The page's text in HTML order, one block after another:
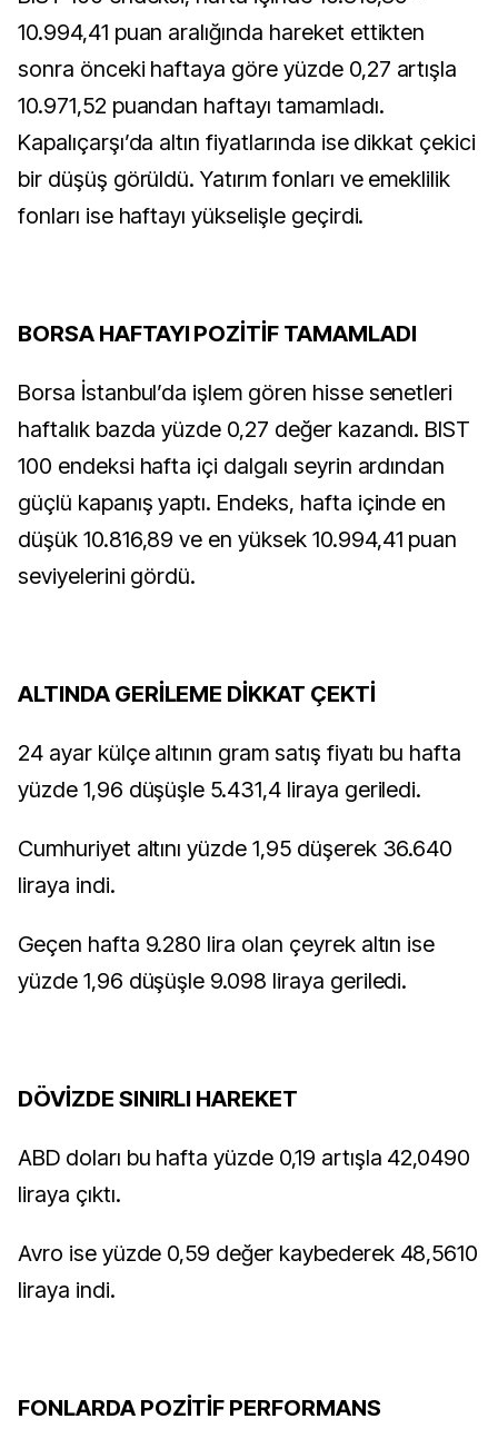
10.994,41 puan aralığında hareket ettikten
sonra önceki haftaya göre yüzde 0,27 artışla
10.971,52 puandan haftayı tamamladı.
Kapalıçarşı’da altın fiyatlarında ise dikkat çekici
bir düşüş görüldü. Yatırım fonları ve emeklilik
fonları ise haftayı yükselişle geçirdi.
BORSA HAFTAYI POZİTİF TAMAMLADI
Borsa İstanbul’da işlem gören hisse senetleri
haftalık bazda yüzde 0,27 değer kazandı. BIST
100 endeksi hafta içi dalgalı seyrin ardından
güçlü kapanış yaptı. Endeks, hafta içinde en
düşük 10.816,89 ve en yüksek 10.994,41 puan
seviyelerini gördü.
ALTINDA GERİLEME DİKKAT ÇEKTİ
24 ayar külçe altının gram satış fiyatı bu hafta
yüzde 1,96 düşüşle 5.431,4 liraya geriledi.
Cumhuriyet altını yüzde 1,95 düşerek 36.640
liraya indi.
Geçen hafta 9.280 lira olan çeyrek altın ise
yüzde 1,96 düşüşle 9.098 liraya geriledi.
DÖVİZDE SINIRLI HAREKET
ABD doları bu hafta yüzde 0,19 artışla 42,0490
liraya çıktı.
Avro ise yüzde 0,59 değer kaybederek 48,5610
liraya indi.
FONLARDA POZİTİF PERFORMANS